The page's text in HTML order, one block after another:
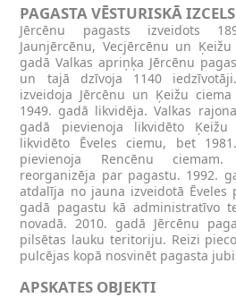
PAGASTA VĒSTURISKĀ
Jērcēnu pagasts izveidots
Jaunjērcēnu, Vecjērcēnu un
gadā Valkas apriņķa Jērcēnu
un tajā dzīvoja 1140
izveidoja Jērcēnu un Ķeižu
1949. gadā likvidēja. Valkas
gadā pievienoja likvidēto
likvidēto Ēveles ciemu, bet
pievienoja Rencēnu
reorganizēja par pagastu. 1992.
atdalīja no jauna izveidotā Ēveles
gadā pagastu kā administratīvo
novadā. 2010. gadā Jērcēnu
pilsētas lauku teritoriju. Reizi
pulcējas kopā nosvinēt pagasta
APSKATES OBJEKTI